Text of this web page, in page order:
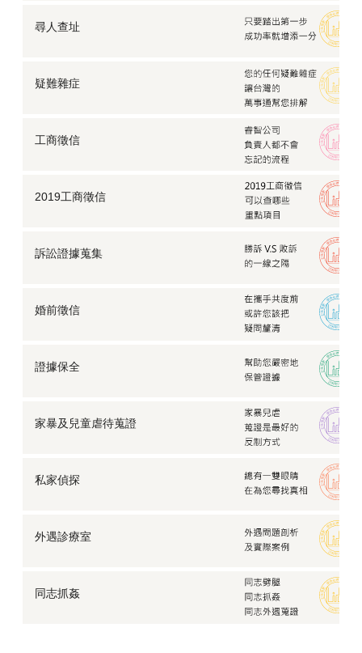
尋人查址
疑難雜症
工商徵信
2019工商徵信
訴訟證據蒐集
婚前徵信
證據保全
家暴及兒童虐待蒐證
私家偵探
外遇診療室
同志抓姦